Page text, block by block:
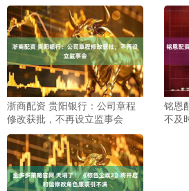
浙商配资 贵阳银行：公司章程
修改获批，不再设立监事会
铭恩
不及